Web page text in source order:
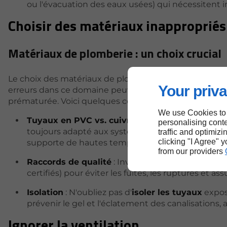
Your
We use Cookies
personalising
traffic and
clicking "I Agree"
from our providers
ou l'évacuation des eaux usées) qui
Choisir des matériaux inappropriés
Matériaux de plomberie : un choix crucial
Le choix des matériaux de plomberie est
erreurs dans ce domaine peuvent engendrer des
prématurée. Voici quelques conseils essentiels :
Tuyaux en PVC vs. cuivre
: Bien que lePVC soit
toujours adapté aux systèmes d'eau chaude
supporte de hautes températures, mais il est
Raccords de qualité : Investissez
certifiés) pour éviter les fuites, les ruptures et
Isolation : N'oubliez pas d'isoler les tuyaux
prévenir le gel et l'éclatement des canalisations,